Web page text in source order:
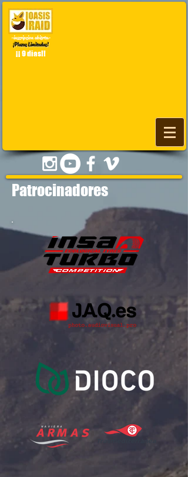
1/49
-inscripcion abierta-
¡Plazas Limitadas!
¡¡ 9 dias!!
Patrocinadores